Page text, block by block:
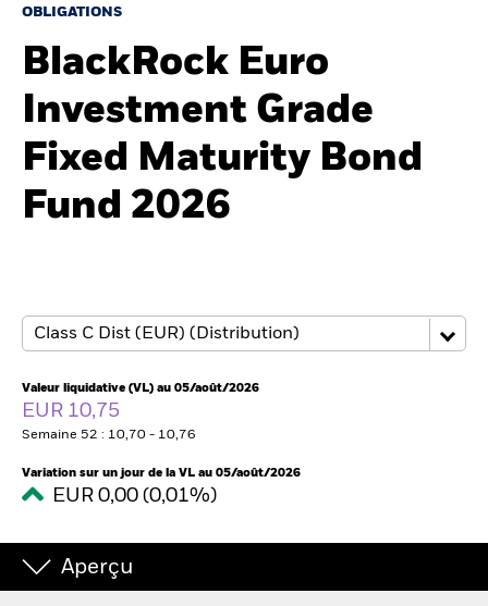
France
BlackRock
Aladdin
OBLIGATIONS
BlackRock Euro
Investment Grade
Fixed Maturity Bond
Fund 2026
Valeur liquidative (VL) au 05/août/2026
EUR 10,75
Semaine 52 : 10,70 - 10,76
Variation sur un jour de la VL au 05/août/2026
EUR 0,00 (0,01%)
Aperçu